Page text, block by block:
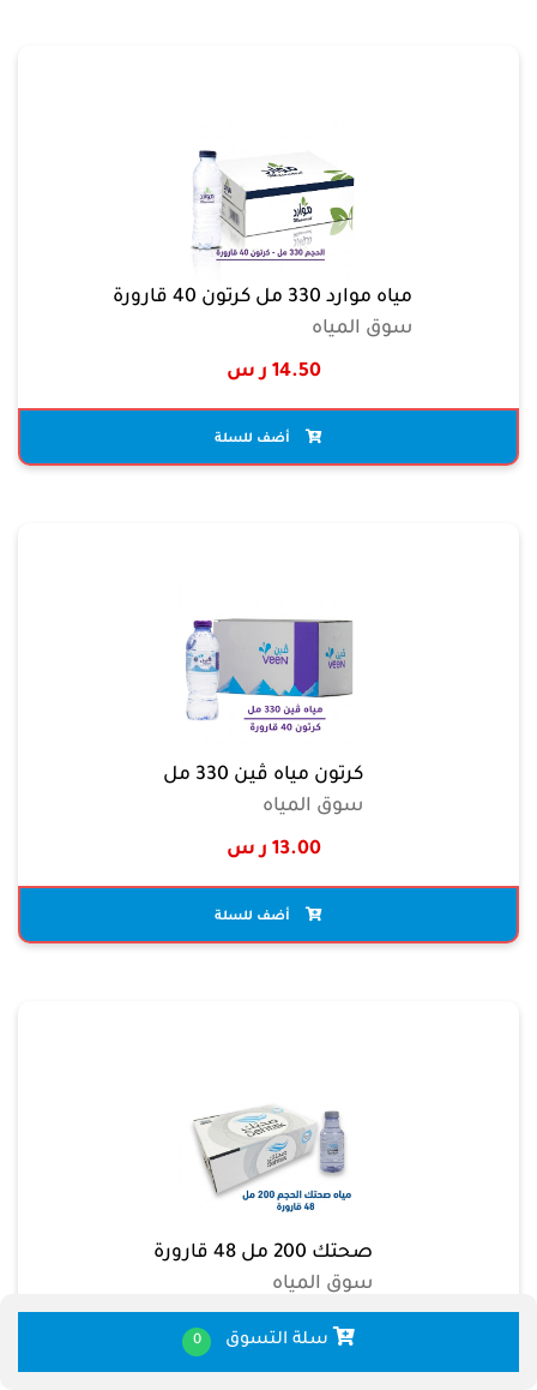
مياه موارد 330 مل كرتون 40 قارورة
سوق المياه
14.50 ر س
أضف للسلة
كرتون مياه ڤين 330 مل
سوق المياه
13.00 ر س
أضف للسلة
صحتك 200 مل 48 قارورة
سوق المياه
14.70 ر س
سلة التسوق 0